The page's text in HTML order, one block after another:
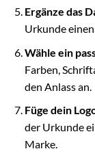
Ergänze das
Urkunde
Wähle ein
Farben,
den Anlass an.
Füge dein
der Urkunde
Marke.